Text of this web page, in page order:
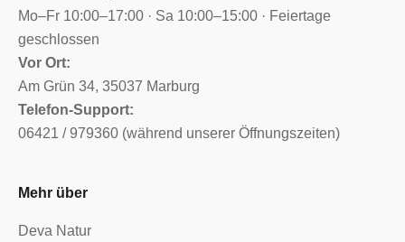
Mo–Fr 10:00–17:00 · Sa 10:00–15:00 · Feiertage
geschlossen
Vor Ort:
Am Grün 34, 35037 Marburg
Telefon-Support:
06421 / 979360 (während unserer Öffnungszeiten)
Mehr über
Deva Natur